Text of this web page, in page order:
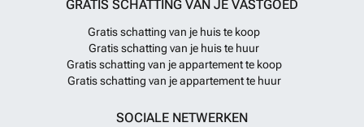
GRATIS SCHATTING VAN JE VASTGOED
Gratis schatting van je huis te koop
Gratis schatting van je huis te huur
Gratis schatting van je appartement te koop
Gratis schatting van je appartement te huur
SOCIALE NETWERKEN